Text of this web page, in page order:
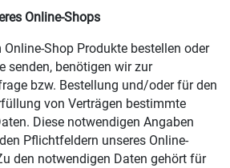
Online-Shops
Shop Produkte bestellen oder
senden, benötigen wir zur
bzw. Bestellung und/oder für den
von Verträgen bestimmte
Diese notwendigen Angaben
Pflichtfeldern unseres Online-
den notwendigen Daten gehört für